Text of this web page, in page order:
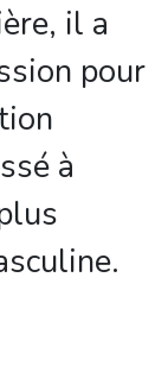
il a
pour
à